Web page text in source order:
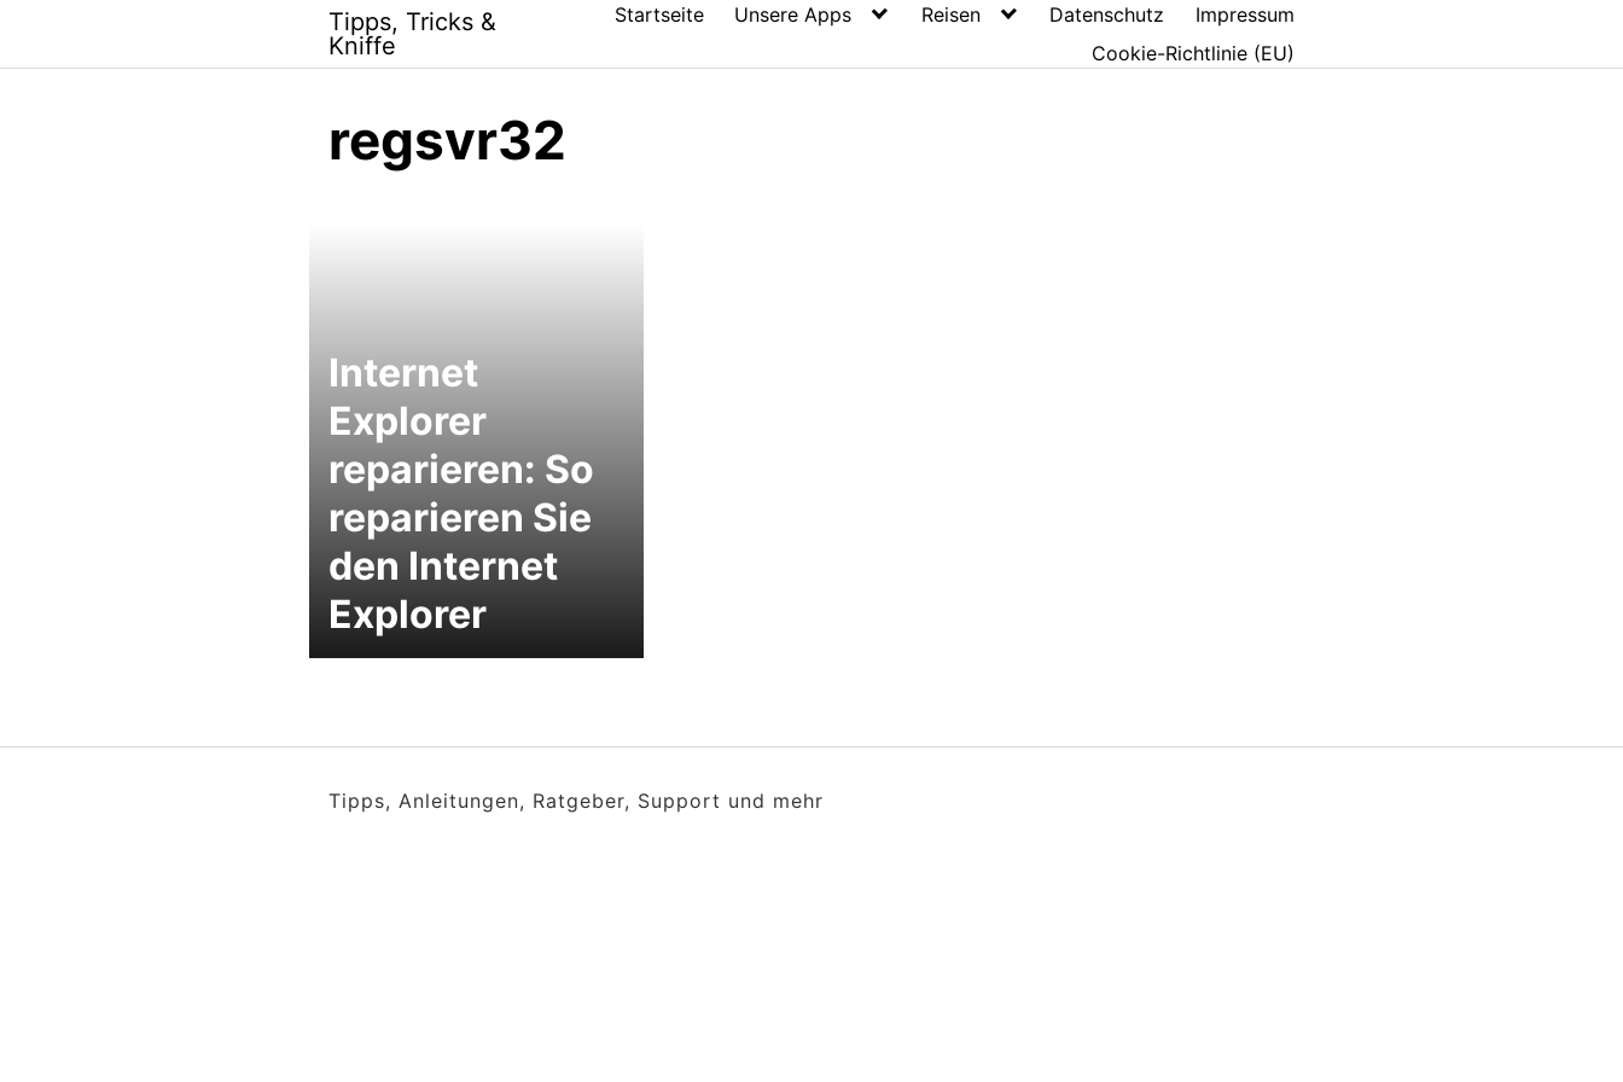
content
Tipps, Tricks &
Kniffe
Startseite Unsere Apps Reisen Datenschutz
Impressum
Cookie-Richtlinie (EU)
regsvr32
Internet
Explorer
reparieren: So
reparieren Sie
den Internet
Explorer
Tipps, Anleitungen, Ratgeber, Support und mehr